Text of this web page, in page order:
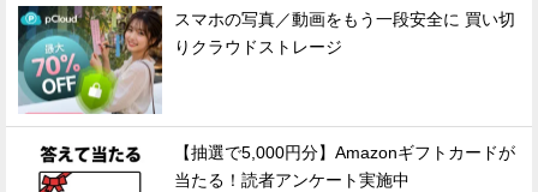
スマホの写真／動画をもう一段安全に 買い切
りクラウドストレージ
【抽選で5,000円分】Amazonギフトカードが
当たる！読者アンケート実施中